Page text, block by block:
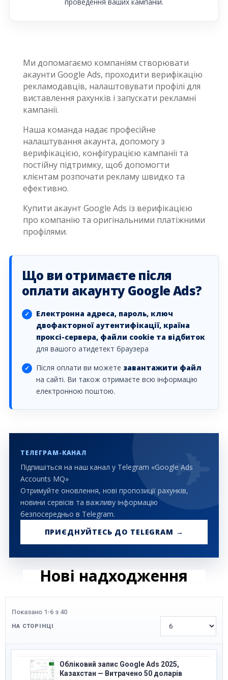
проведення ваших кампаній.
Ми допомагаємо компаніям створювати
акаунти Google Ads, проходити верифікацію
рекламодавців, налаштовувати профілі для
виставлення рахунків і запускати рекламні
кампанії.
Наша команда надає професійне
налаштування акаунта, допомогу з
верифікацією, конфігурацією кампанії та
постійну підтримку, щоб допомогти
клієнтам розпочати рекламу швидко та
ефективно.
Купити акаунт Google Ads із верифікацією
про компанію та оригінальними платіжними
профілями.
Що ви отримаєте після
оплати акаунту Google Ads?
Електронна адреса, пароль, ключ
двофакторної аутентифікації, країна
проксі-сервера, файли cookie та відбиток
для вашого атидетект браузера
Після оплати ви можете завантажити файл
на сайті. Ви також отримаєте всю інформацію
електронною поштою.
ТЕЛЕГРАМ-КАНАЛ
Підпишіться на наш канал у Telegram «Google Ads
Accounts MQ»
Отримуйте оновлення, нові пропозиції рахунків,
новини сервісів та важливу інформацію
безпосередньо в Telegram.
ПРИЄДНУЙТЕСЬ ДО TELEGRAM →
Нові надходження
Показано 1-6 з 40
НА СТОРІНЦІ
Обліковий запис Google Ads 2025,
Казахстан — Витрачено 50 доларів